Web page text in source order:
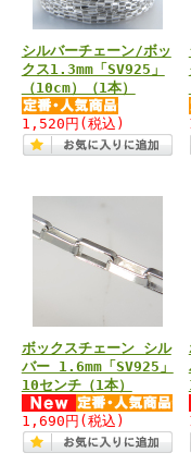
シルバーチェーン/ボッ
クス1.3mm「SV925」
（10cm）（1本）
1,520円 (税込)
ボックスチェーン シル
バー 1.6mm「SV925」
10センチ（1本）
1,690円 (税込)